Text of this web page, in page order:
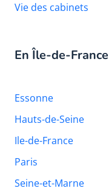
Vie des cabinets
En Île-de-France
Essonne
Hauts-de-Seine
Ile-de-France
Paris
Seine-et-Marne